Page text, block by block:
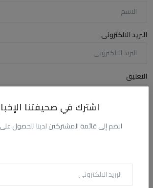
اشترك في صحيفتنا
انضم إلى قائمة المشتركين لدينا للحصول على
البريد الالكترونى
التعليق